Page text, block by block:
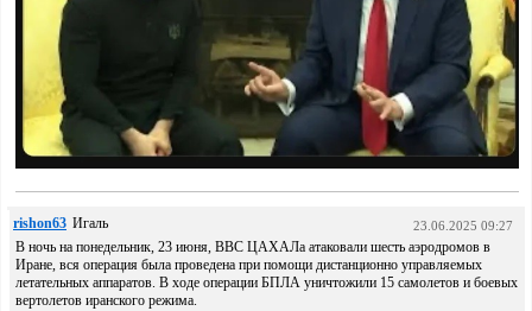
rishon63 Игаль 23.06.2025 09:27
В ночь на понедельник, 23 июня, ВВС ЦАХАЛа атаковали шесть аэродромов в
Иране, вся операция была проведена при помощи дистанционно управляемых
летательных аппаратов. В ходе операции БПЛА уничтожили 15 самолетов и боевых
вертолетов иранского режима.